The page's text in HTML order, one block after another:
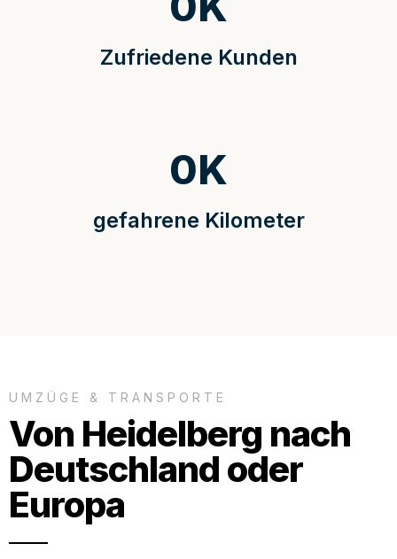
Zufriedene Kunden
gefahrene Kilometer
0K
UMZÜGE & TRANSPORTE
Von Heidelberg nach
Deutschland oder
Europa